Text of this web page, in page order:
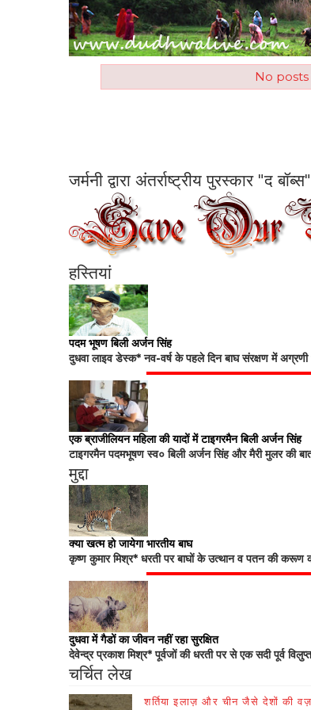
No
जर्मनी द्वारा अंतर्राष्ट्रीय पुरस्कार "द
हस्तियां
पदम भूषण बिली अर्जन सिंह
दुधवा लाइव डेस्क* नव-वर्ष के पहले दिन बाघ संरक्षण में
एक ब्राजीलियन महिला की यादों में टाइगरमैन बिली अर्जन सिंह
टाइगरमैन पदमभूषण स्व० बिली अर्जन सिंह और मैरी मुलर की
मुद्दा
क्या खत्म हो जायेगा भारतीय बाघ
कृष्ण कुमार मिश्र* धरती पर बाघों के उत्थान व पतन की करूण
दुधवा में गैडों का जीवन नहीं रहा सुरक्षित
देवेन्द्र प्रकाश मिश्र* पूर्वजों की धरती पर से एक सदी पूर्व
चर्चित लेख
शर्तिया इलाज़ और चीन जैसे देशों की